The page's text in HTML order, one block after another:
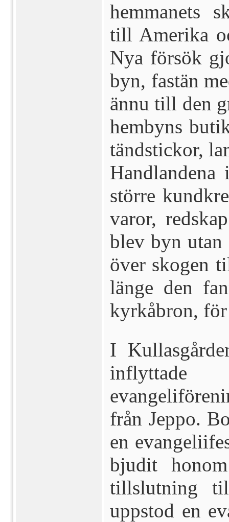
hemmanets
till Amerika
Nya försök
byn, fastän
ännu till den
hembyns
tändstickor,
Handlandena
större
varor,
blev byn utan
över skogen
länge den
kyrkåbron, för
I
från Jeppo.
en
bjudit
tillslutning
uppstod en